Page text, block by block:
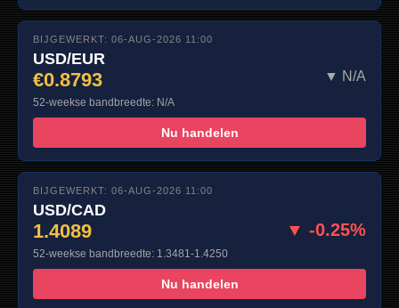
BIJGEWERKT: 06-AUG-2026 11:00
USD/EUR
€0.8793 ▼ N/A
52-weekse bandbreedte: N/A
Nu handelen
BIJGEWERKT: 06-AUG-2026 11:00
USD/CAD
1.4089 ▼ -0.25%
52-weekse bandbreedte: 1.3481-1.4250
Nu handelen